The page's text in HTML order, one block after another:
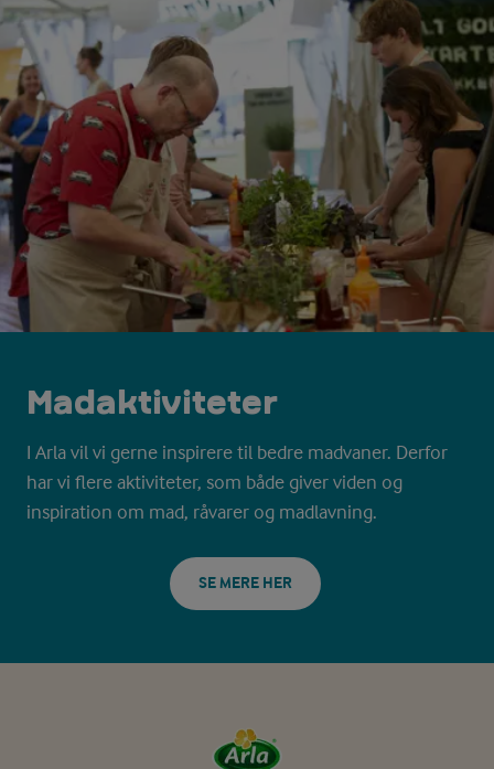
Mad­aktiviteter
I Arla vil vi gerne inspirere til bedre madvaner. Derfor
har vi flere aktiviteter, som både giver viden og
inspiration om mad, råvarer og madlavning.
SE MERE HER